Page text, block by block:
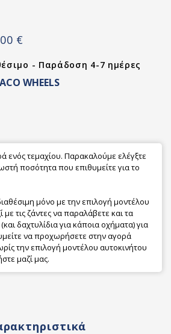
€
- Παράδοση 4-7 ημέρες
WHEELS
ενός τεμαχίου. Παρακαλούμε ελέγξτε
ποσότητα που επιθυμείτε για το
μόνο με την επιλογή μοντέλου
τις ζάντες να παραλάβετε και τα
δαχτυλίδια για κάποια οχήματα) για
να προχωρήσετε στην αγορά
την επιλογή μοντέλου αυτοκινήτου
μαζί μας.